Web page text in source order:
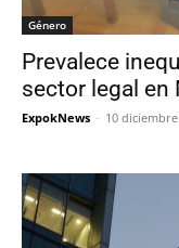
Género
Prevalece
sector legal en
ExpokNews - 10